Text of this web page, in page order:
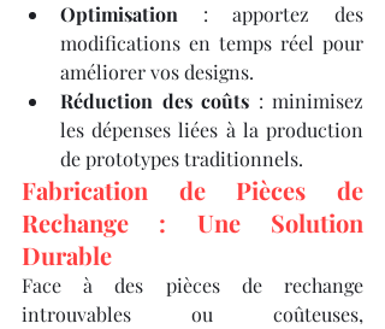
Optimisation : apportez des
modifications en temps réel pour
améliorer vos designs.
Réduction des coûts : minimisez
les dépenses liées à la production
de prototypes traditionnels.​
Fabrication de Pièces de
Rechange : Une Solution
Durable
Face à des pièces de rechange
introuvables ou coûteuses,